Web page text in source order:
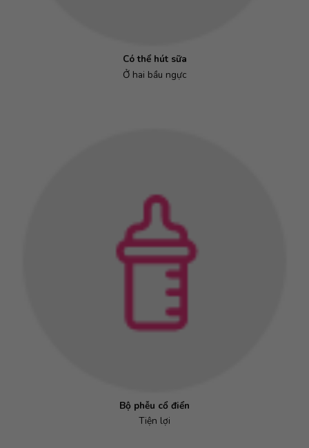
Có thể hút sữa
Ở hai bầu ngực
Bộ phễu cổ điển
Tiện lợi